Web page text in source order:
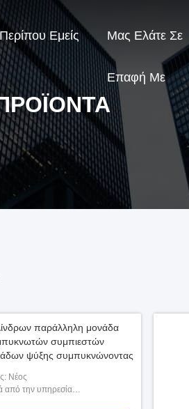
Περίπου Εμείς Μας Ελάτε Σε
Επαφή Με
παράλληλη μονάδα
συμπιεστών
ψύξης συμπυκνώνοντας
Νέος
από την υπηρεσία